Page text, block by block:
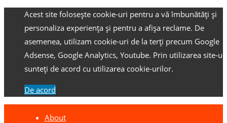
Acest site folosește cookie-uri pentru a vă îmbunătăți și
personaliza experiența și pentru a afișa reclame. De
asemenea, utilizam cookie-uri de la terți precum Google
Adsense, Google Analytics, Youtube. Prin utilizarea site-
sunteți de acord cu utilizarea cookie-urilor.
De acord
About